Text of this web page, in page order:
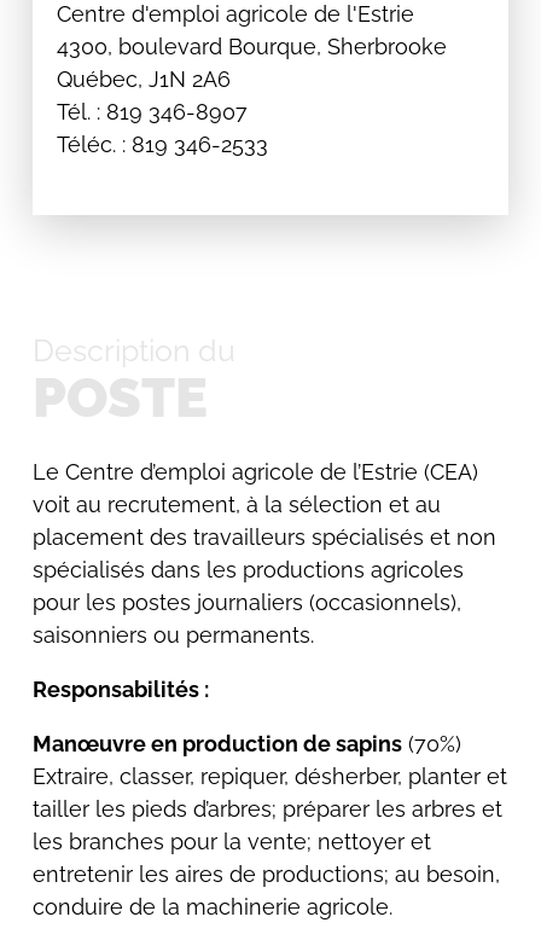
Centre d'emploi agricole de l'Estrie
4300, boulevard Bourque, Sherbrooke
Québec, J1N 2A6
Tél. : 819 346-8907
Téléc. : 819 346-2533
Description du
POSTE
Le Centre d’emploi agricole de l’Estrie (CEA)
voit au recrutement, à la sélection et au
placement des travailleurs spécialisés et non
spécialisés dans les productions agricoles
pour les postes journaliers (occasionnels),
saisonniers ou permanents.
Responsabilités :
Manœuvre en production de sapins(70%)
Extraire, classer, repiquer, désherber, planter et
tailler les pieds d’arbres; préparer les arbres et
les branches pour la vente; nettoyer et
entretenir les aires de productions; au besoin,
conduire de la machinerie agricole.